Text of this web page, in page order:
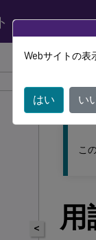
このコ
<
こ
用
Webサイトの表
はい い